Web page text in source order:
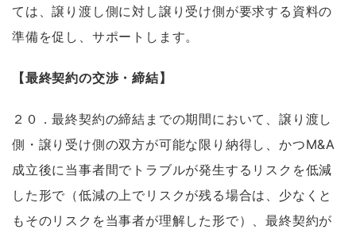
ては、譲り渡し側に対し譲り受け側が要求する資料の
準備を促し、サポートします。
【最終契約の交渉・締結】
２０．最終契約の締結までの期間において、譲り渡し
側・譲り受け側の双方が可能な限り納得し、かつM&A
成立後に当事者間でトラブルが発生するリスクを低減
した形で（低減の上でリスクが残る場合は、少なくと
もそのリスクを当事者が理解した形で）、最終契約が